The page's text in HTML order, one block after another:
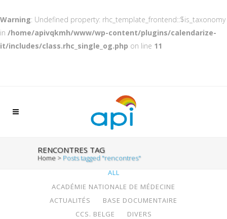
Warning: Undefined property: rhc_template_frontend::$is_taxonomy
in /home/apivqkmh/www/wp-content/plugins/calendarize-
it/includes/class.rhc_single_og.php on line 11
RENCONTRES TAG
Home > Posts tagged "rencontres"
ALL
ACADÉMIE NATIONALE DE MÉDECINE
ACTUALITÉS
BASE DOCUMENTAIRE
CCS. BELGE
DIVERS